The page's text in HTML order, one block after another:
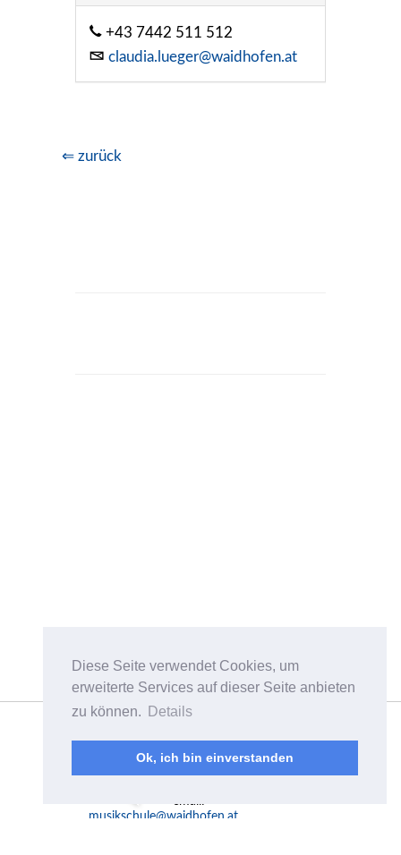
Diese Seite verwendet Cookies, um
erweiterte Services auf dieser Seite anbieten
zu können.
Details
Ok, ich bin einverstanden
+43 7442 511 512
claudia.lueger@waidhofen.at
⇐ zurück
Waidhofen/Ybbstal
Plenkerstraße 8a
musikschule@waidhofen.at